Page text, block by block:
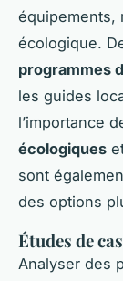
équipements,
écologique.
programmes
les guides
l’importance
écologiques
sont
des options
Études de
Analyser des